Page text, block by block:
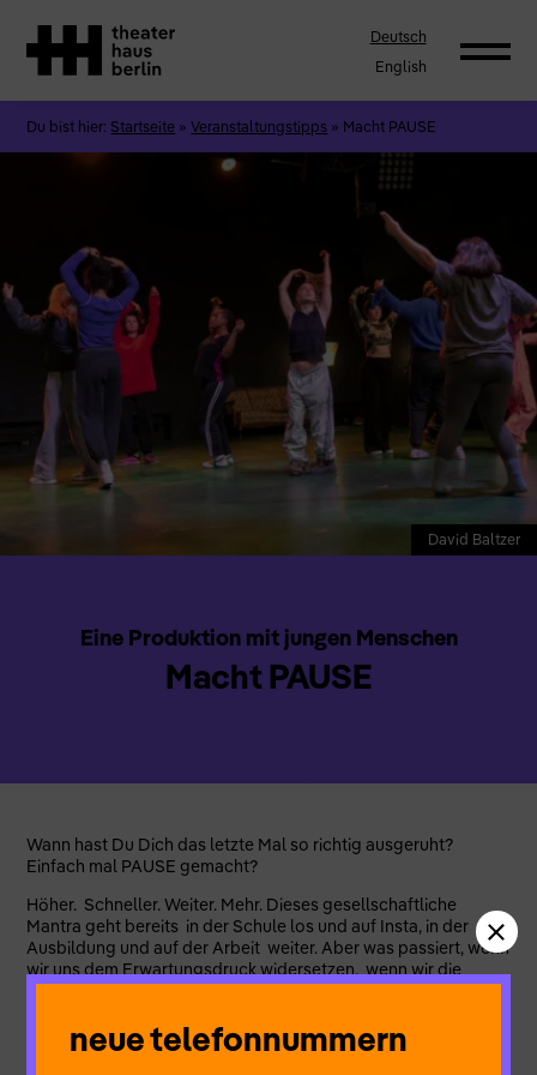
Deutsch
English
Du bist hier: Startseite »Veranstaltungstipps » Macht PAUSE
David Baltzer
Eine Produktion mit jungen Menschen
Macht PAUSE
Wann hast Du Dich das letzte Mal so richtig ausgeruht?
Einfach mal PAUSE gemacht?
Höher. Schneller. Weiter. Mehr. Dieses gesellschaftliche
Mantra geht bereits in der Schule los und auf Insta, in der
Ausbildung und auf der Arbeit weiter. Aber was passiert, wenn
wir uns dem Erwartungsdruck widersetzen, wenn wir die
Stopptaste drücken und eine PAUSE einlegen? Wenn wir
Lust haben? Wie lässt sich das mit dem MSA, der Suche nach
einem Beruf oder der Arbeit vereinbaren? Und wie kann eine
neue telefonnummern